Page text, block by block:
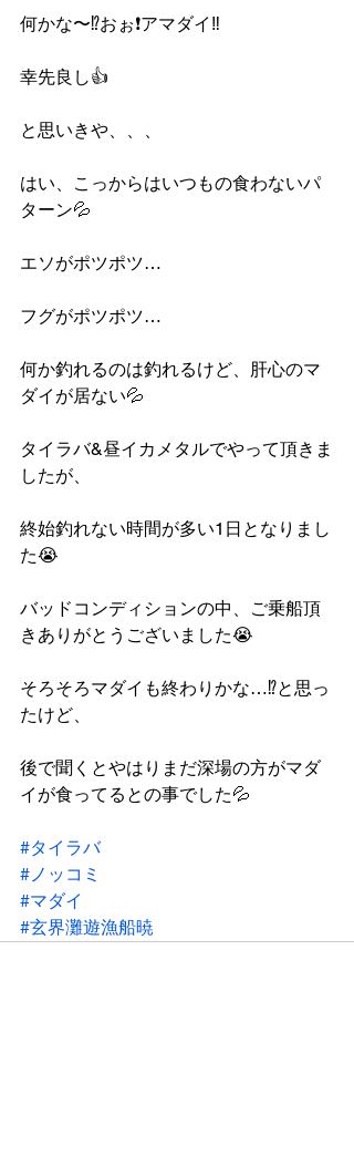
何かな〜⁉️おぉ❗️アマダイ‼️
幸先良し👍
と思いきや、、、
はい、こっからはいつもの食わないパ
ターン💦
エソがポツポツ…
フグがポツポツ…
何か釣れるのは釣れるけど、肝心のマ
ダイが居ない💦
タイラバ&昼イカメタルでやって頂きま
したが、
終始釣れない時間が多い1日となりまし
た😭
バッドコンディションの中、ご乗船頂
きありがとうございました😭
そろそろマダイも終わりかな…⁉️と思っ
たけど、
後で聞くとやはりまだ深場の方がマダ
イが食ってるとの事でした💦
#タイラバ
#ノッコミ
#マダイ
#玄界灘遊漁船暁